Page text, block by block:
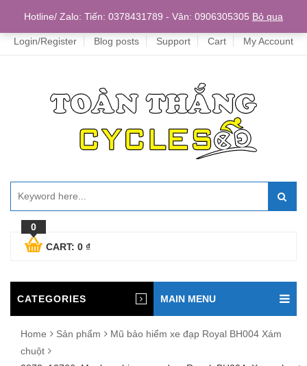
Home
Login/Register Blog posts Support Cart My Account
0
CART: 0 ₫
CATEGORIES MAIN MENU
Home Sản phẩm
Mũ bảo hiểm xe đạp Royal BH004 Xám
chuột
Hotline/ Zalo: Tiến: 0378431789 - Vân: 0906305305 Bỏ qua